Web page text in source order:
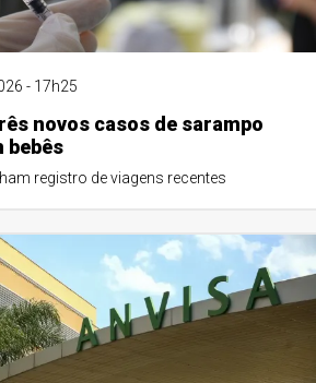
- 17h25
novos casos de sarampo
bebês
registro de viagens recentes